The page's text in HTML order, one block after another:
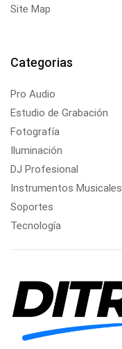
Site Map
Categorias
Pro Audio
Estudio de Grabación
Fotografía
Iluminación
DJ Profesional
Instrumentos Musicales
Soportes
Tecnología